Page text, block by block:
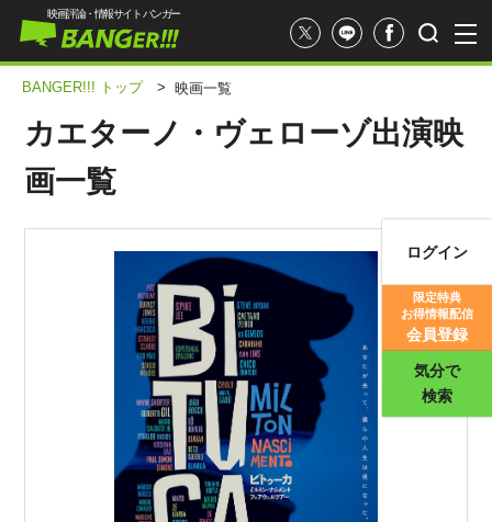
映画記事
映画評価
映画評論・情報サイト バンガー
ログイン
限定特典
お得情報配信
会員登録
気分で
検索
BANGER!!! トップ > 映画一覧
カエターノ・ヴェローゾ出演映
画一覧